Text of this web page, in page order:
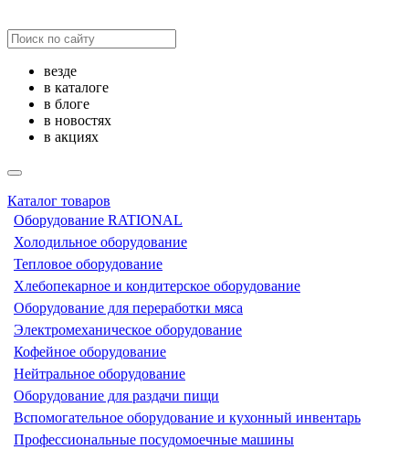
везде
в каталоге
в блоге
в новостях
в акциях
Каталог товаров
Оборудование RATIONAL
Холодильное оборудование
Тепловое оборудование
Хлебопекарное и кондитерское оборудование
Оборудование для переработки мяса
Электромеханическое оборудование
Кофейное оборудование
Нейтральное оборудование
Оборудование для раздачи пищи
Вспомогательное оборудование и кухонный инвентарь
Профессиональные посудомоечные машины